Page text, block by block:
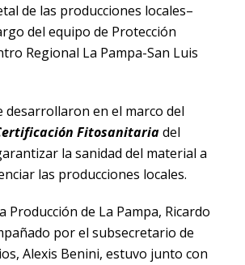
de las producciones locales–
del equipo de Protección
Regional La Pampa-San Luis
desarrollaron en el marco del
Fitosanitariadel
la sanidad del material a
las producciones locales.
Producción de La Pampa, Ricardo
por el subsecretario de
Alexis Benini, estuvo junto con